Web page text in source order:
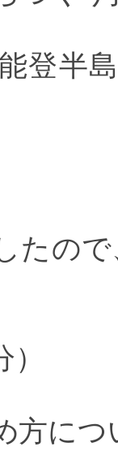
登半
ので
につ